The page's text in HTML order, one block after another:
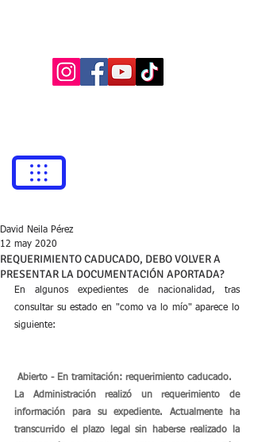
REQUERIMIENTO CADUCADO, DEBO VOLVER A
PRESENTAR LA DOCUMENTACIÓN APORTADA?
David Neila Pérez
12 may 2020
En algunos expedientes de nacionalidad, tras
consultar su estado en "como va lo mío" aparece lo
siguiente:
Abierto - En tramitación: requerimiento caducado.
La Administración realizó un requerimiento de
información para su expediente. Actualmente ha
transcurrido el plazo legal sin haberse realizado la